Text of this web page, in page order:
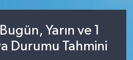
Yarın ve 1
Durumu Tahmini